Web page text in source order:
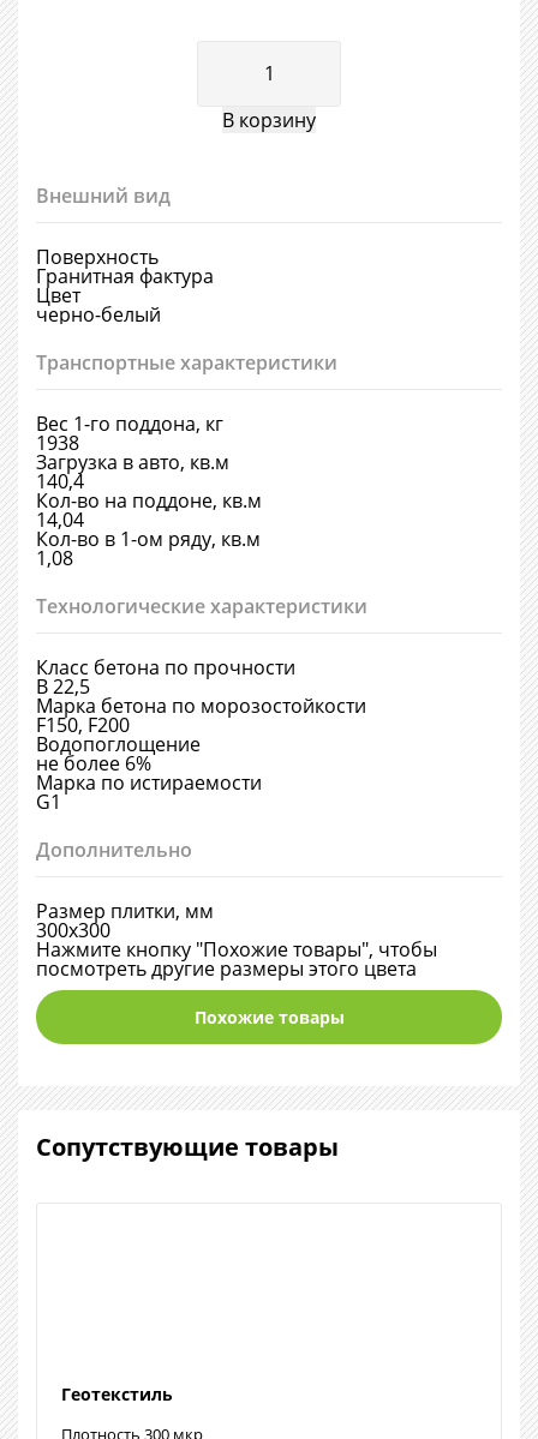
Внешний вид
Поверхность
Гранитная фактура
Цвет
черно-белый
Транспортные характеристики
Вес 1-го поддона, кг
1938
Загрузка в авто, кв.м
140,4
Кол-во на поддоне, кв.м
14,04
Кол-во в 1-ом ряду, кв.м
1,08
Технологические характеристики
Класс бетона по прочности
В 22,5
Марка бетона по морозостойкости
F150, F200
Водопоглощение
не более 6%
Марка по истираемости
G1
Дополнительно
Размер плитки, мм
300х300
Нажмите кнопку "Похожие товары", чтобы
посмотреть другие размеры этого цвета
Похожие товары
Сопутствующие товары
Геотекстиль
Плотность 300 мкр